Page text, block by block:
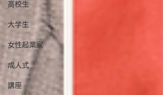
高校生
大学生
女性起業家
成人式
講座